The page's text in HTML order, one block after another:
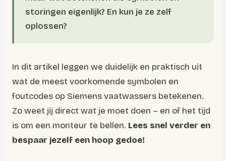
storingen eigenlijk? En kun je ze zelf
oplossen?
In dit artikel leggen we duidelijk en praktisch uit
wat de meest voorkomende symbolen en
foutcodes op Siemens vaatwassers betekenen.
Zo weet jij direct wat je moet doen – en of het tijd
is om een monteur te bellen. Lees snel verder en
bespaar jezelf een hoop gedoe!